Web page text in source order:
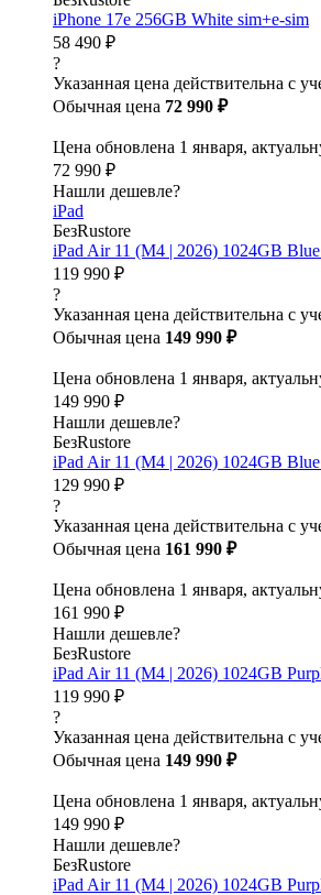
iPhone 17e 256GB White sim+e-sim
58 490 ₽
?
Указанная цена действительна с
Обычная цена 72 990 ₽
Цена обновлена 1 января,
72 990 ₽
Нашли дешевле?
iPad
БезRustore
iPad Air 11 (M4 | 2026) 1024GB
119 990 ₽
?
Указанная цена действительна с
Обычная цена 149 990 ₽
Цена обновлена 1 января,
149 990 ₽
Нашли дешевле?
БезRustore
iPad Air 11 (M4 | 2026) 1024GB
129 990 ₽
?
Указанная цена действительна с
Обычная цена 161 990 ₽
Цена обновлена 1 января,
161 990 ₽
Нашли дешевле?
БезRustore
iPad Air 11 (M4 | 2026) 1024GB
119 990 ₽
?
Указанная цена действительна с
Обычная цена 149 990 ₽
Цена обновлена 1 января,
149 990 ₽
Нашли дешевле?
БезRustore
iPad Air 11 (M4 | 2026) 1024GB